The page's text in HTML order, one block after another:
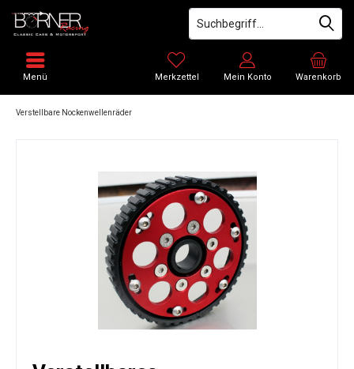
Warenkorb
Merkzettel Mein Konto
Menü
Verstellbare Nockenwellenräder